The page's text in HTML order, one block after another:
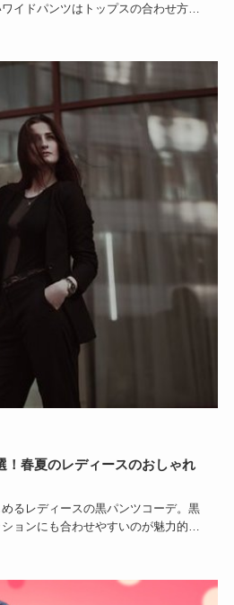
イドパンツはトップスの合わせ方次
！春夏のレディースのおしゃれ
るレディースの黒パンツコーデ。黒
ョンにも合わせやすいのが魅力的で